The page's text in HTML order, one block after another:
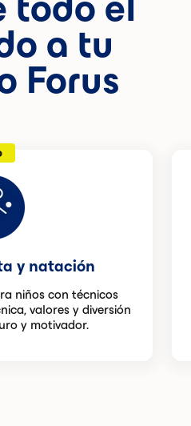
a tu
Forus
y natación
niños con técnicos
valores y diversión
y motivador.